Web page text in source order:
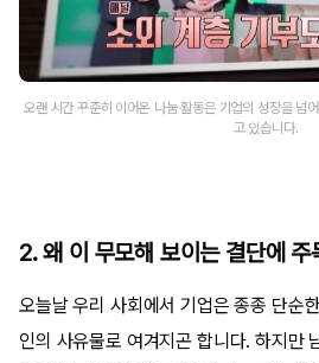
오랜 시간 꾸준히 이어온 나눔 활동은 기업의 성장을 넘
고 있습니다.
2. 왜 이 무모해 보이는 결단에 주
오늘날 우리 사회에서 기업은 종종 단순
인의 사유물로 여겨지곤 합니다. 하지만